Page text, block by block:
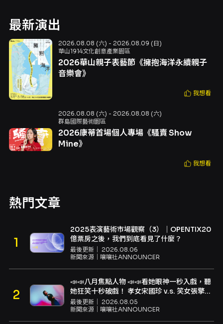
最新演出
2026.08.08 (六) - 2026.08.09 (日)
華山1914文化創意產業園區
2026華山親子表藝節《擁抱海洋永續親子
音樂會》
我想看
2026.08.08 (六) - 2026.08.08 (六)
群島國際藝術園區
2026康蒂首場個人專場《騷賣 Show
Mine》
我想看
熱門文章
2025表演藝術市場觀察（3）｜OPENTIX20
億票房之後，我們到底看見了什麼？
最後更新｜ 2026.08.06
新聞來源｜ 嚷嚷社ANNOUNCER
📣📣八月焦點人物 📣📣看她眼神一秒入戲，聽
她狂笑十秒破戲！ 孝女宋國珍 v.s. 笑女張擎
佳：本是同根生，相約壓車別太急
最後更新｜ 2026.08.05
新聞來源｜ 嚷嚷社ANNOUNCER